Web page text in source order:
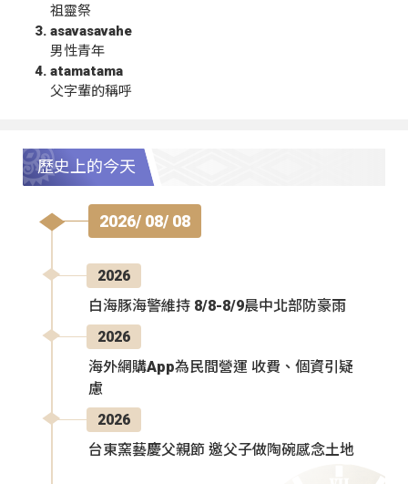
祖靈祭
asavasavahe
男性青年
atamatama
父字輩的稱呼
歷史上的今天
2026/ 08/ 08
2026
白海豚海警維持 8/8-8/9晨中北部防豪雨
2026
海外網購App為民間營運 收費、個資引疑
慮
2026
台東窯藝慶父親節 邀父子做陶碗感念土地